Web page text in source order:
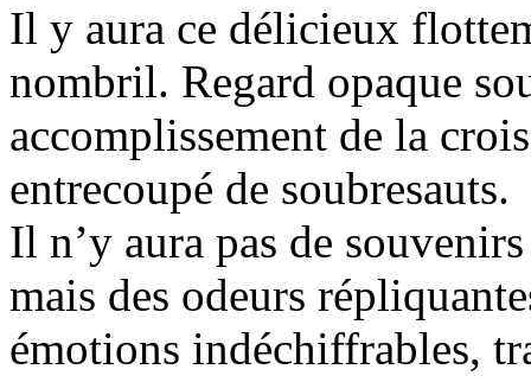
Il y aura ce délicieux
nombril. Regard opaque
accomplissement de la
entrecoupé de soubresauts.
Il n’y aura pas de
mais des odeurs
émotions indéchiffrables,